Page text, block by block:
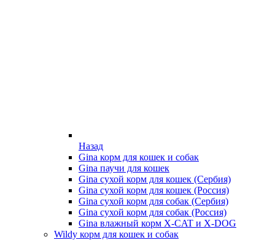
Назад
Gina корм для кошек и собак
Gina паучи для кошек
Gina сухой корм для кошек (Сербия)
Gina сухой корм для кошек (Россия)
Gina сухой корм для собак (Сербия)
Gina сухой корм для собак (Россия)
Gina влажный корм X-CAT и X-DOG
Wildy корм для кошек и собак